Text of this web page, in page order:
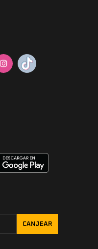
CANJEAR